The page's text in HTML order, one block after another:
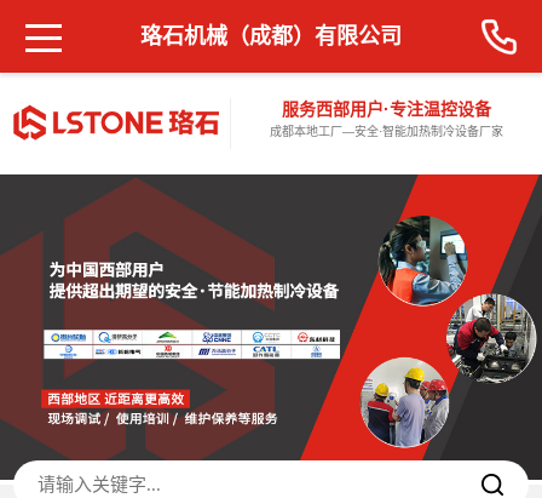
服务西部用户·专注温控设备
成都本地工厂—安全·智能加热制冷设备厂家
珞石机械（成都）有限公司